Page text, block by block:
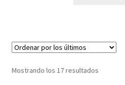
Mostrando los 17 resultadosOrdenado